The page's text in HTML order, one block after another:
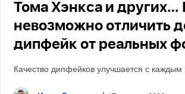
Тома Хэнкса и других…
невозможно отличить
дипфейк от реальных
Качество дипфейков улучшается с каждым